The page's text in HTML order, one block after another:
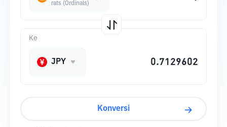
rats (Ordinals)
Ke
JPY
Konversi